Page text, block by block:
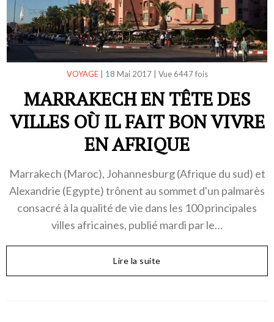
VOYAGE| 18 Mai 2017| Vue 6447 fois
MARRAKECH EN TÊTE DES
VILLES OÙ IL FAIT BON VIVRE
EN AFRIQUE
Marrakech (Maroc), Johannesburg (Afrique du sud) et
Alexandrie (Egypte) trônent au sommet d'un palmarès
consacré à la qualité de vie dans les 100 principales
villes africaines, publié mardi par le…
Lire la suite